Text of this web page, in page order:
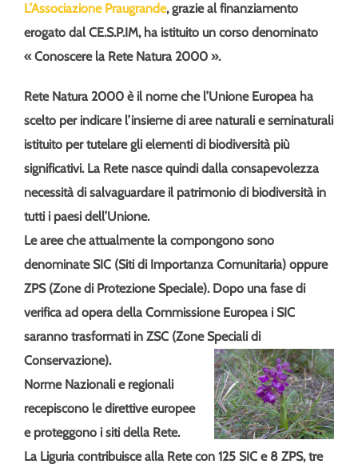
L’Associazione Praugrande, grazie al finanziamento
erogato dal CE.S.P.IM, ha istituito un corso denominato
« Conoscere la Rete Natura 2000 ».
Rete Natura 2000 è il nome che l’Unione Europea ha
scelto per indicare l’insieme di aree naturali e seminaturali
istituito per tutelare gli elementi di biodiversità più
significativi. La Rete nasce quindi dalla consapevolezza
necessità di salvaguardare il patrimonio di biodiversità in
tutti i paesi dell’Unione.
Le aree che attualmente la compongono sono
denominate SIC (Siti di Importanza Comunitaria) oppure
ZPS (Zone di Protezione Speciale). Dopo una fase di
verifica ad opera della Commissione Europea i SIC
saranno trasformati in ZSC (Zone Speciali di
Conservazione).
Norme Nazionali e regionali
recepiscono le direttive europee
e proteggono i siti della Rete.
La Liguria contribuisce alla Rete con 125 SIC e 8 ZPS, tre